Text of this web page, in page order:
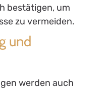
bestätigen, um
zu vermeiden.
und
werden auch